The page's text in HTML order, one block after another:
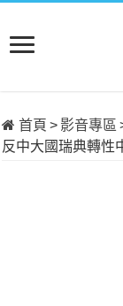
首頁 > 影音專區
反中大國瑞典轉性